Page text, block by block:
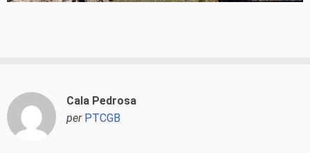
Cala Pedrosa
per PTCGB